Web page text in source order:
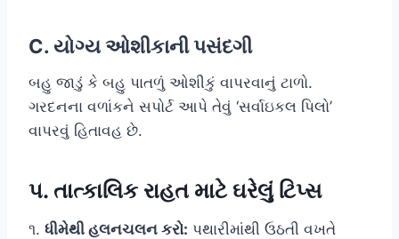
C. યોગ્ય ઓશીકાની પસંદગી
બહુ જાડું કે બહુ પાતળું ઓશીકું વાપરવાનું ટાળો.
ગરદનના વળાંકને સપોર્ટ આપે તેવું ‘સર્વાઇકલ પિલો’
વાપરવું હિતાવહ છે.
૫. તાત્કાલિક રાહત માટે ઘરેલું ટિપ્સ
૧. ધીમેથી હલનચલન કરો: પથારીમાંથી ઉઠતી વખતે